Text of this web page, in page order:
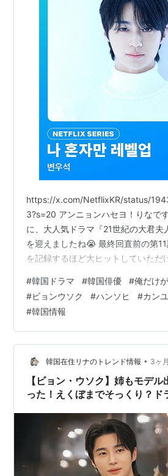
https://x.com/NetflixKR/status/
3?s=20 アンニョンハセヨ！りなで
に、大人気ドラマ『21世紀の大君夫
を迎えましたね😭 最終回直前の第
を記録するほど大ヒットしていただ
いでしょうか…😣？ ですが皆さん、
い！ なんと、ビョン・ウソクはすで
への出演が決まっているんです👏🏻
吹き飛ばしてくれる、世界中で話題
作ドラマ『俺だけレベルアップ…
#韓国ドラマ #韓国俳優 #俺だけ
#ビョンウソク #ハンソヒ #カン
#韓国情報
韓国在住リナのトレンド情報 • 3ヶ
【ビョン・ウソク】姉もモデ
った！えくぼまでそっくり？ド